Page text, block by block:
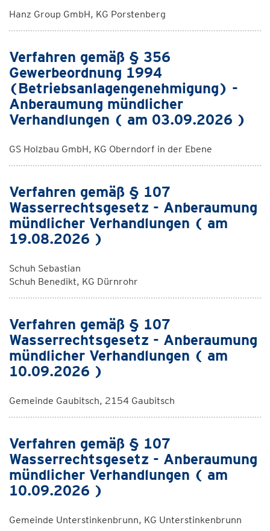
Hanz Group GmbH, KG Porstenberg
Verfahren gemäß § 356
Gewerbeordnung 1994
(Betriebsanlagengenehmigung) -
Anberaumung mündlicher
Verhandlungen ( am 03.09.2026 )
GS Holzbau GmbH, KG Oberndorf in der Ebene
Verfahren gemäß § 107
Wasserrechtsgesetz - Anberaumung
mündlicher Verhandlungen ( am
19.08.2026 )
Schuh Sebastian
Schuh Benedikt, KG Dürnrohr
Verfahren gemäß § 107
Wasserrechtsgesetz - Anberaumung
mündlicher Verhandlungen ( am
10.09.2026 )
Gemeinde Gaubitsch, 2154 Gaubitsch
Verfahren gemäß § 107
Wasserrechtsgesetz - Anberaumung
mündlicher Verhandlungen ( am
10.09.2026 )
Gemeinde Unterstinkenbrunn, KG Unterstinkenbrunn